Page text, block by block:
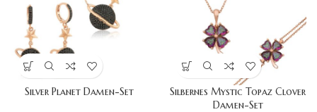
Silver Planet Damen-Set
Silbernes Mystic Topaz Clover
Damen-Set